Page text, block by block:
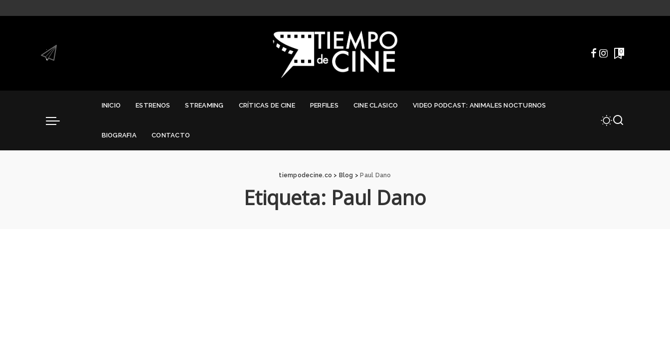
.
.
0
INICIO ESTRENOS STREAMING CRÍTICAS DE CINE PERFILES CINE CLASICO VIDEO PODCAST: ANIMALES NOCTURNOS
BIOGRAFIA CONTACTO
tiempodecine.co > Blog > Paul Dano
Etiqueta: Paul Dano